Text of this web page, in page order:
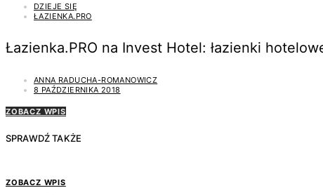
DZIEJE SIĘ
ŁAZIENKA.PRO
Łazienka.PRO na Invest Hotel: łazienki
ANNA RADUCHA-ROMANOWICZ
8 PAŹDZIERNIKA 2018
ZOBACZ WPIS
SPRAWDŹ TAKŻE
ZOBACZ WPIS